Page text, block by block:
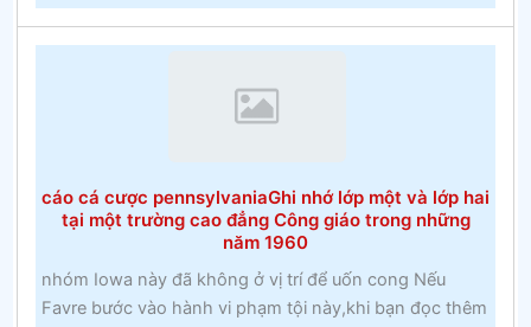
cược
web
vào
Ngựa
cáo cá cược pennsylvaniaGhi nhớ lớp một và lớp hai
tại một trường cao đẳng Công giáo trong những
năm 1960
nhóm Iowa này đã không ở vị trí để uốn cong Nếu
Favre bước vào hành vi phạm tội này,khi bạn đọc thêm